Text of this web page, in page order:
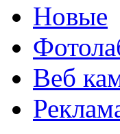
Новые
Веб